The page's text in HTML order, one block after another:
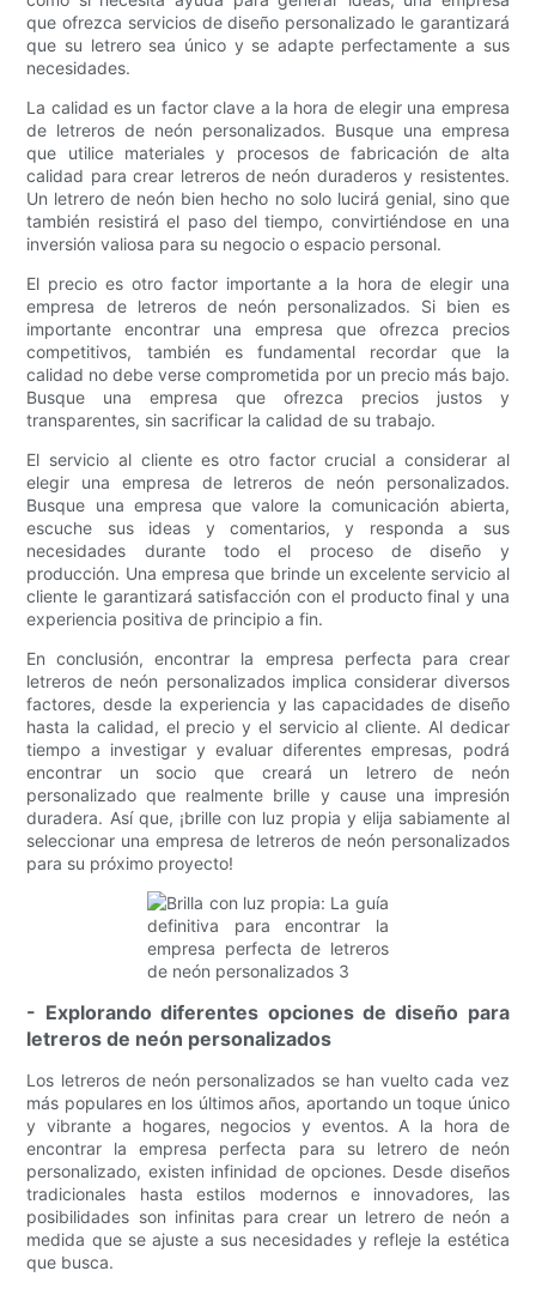
que ofrezca servicios de diseño personalizado le garantizará
que su letrero sea único y se adapte perfectamente a sus
necesidades.
La calidad es un factor clave a la hora de elegir una empresa
de letreros de neón personalizados. Busque una empresa
que utilice materiales y procesos de fabricación de alta
calidad para crear letreros de neón duraderos y resistentes.
Un letrero de neón bien hecho no solo lucirá genial, sino que
también resistirá el paso del tiempo, convirtiéndose en una
inversión valiosa para su negocio o espacio personal.
El precio es otro factor importante a la hora de elegir una
empresa de letreros de neón personalizados. Si bien es
importante encontrar una empresa que ofrezca precios
competitivos, también es fundamental recordar que la
calidad no debe verse comprometida por un precio más bajo.
Busque una empresa que ofrezca precios justos y
transparentes, sin sacrificar la calidad de su trabajo.
El servicio al cliente es otro factor crucial a considerar al
elegir una empresa de letreros de neón personalizados.
Busque una empresa que valore la comunicación abierta,
escuche sus ideas y comentarios, y responda a sus
necesidades durante todo el proceso de diseño y
producción. Una empresa que brinde un excelente servicio al
cliente le garantizará satisfacción con el producto final y una
experiencia positiva de principio a fin.
En conclusión, encontrar la empresa perfecta para crear
letreros de neón personalizados implica considerar diversos
factores, desde la experiencia y las capacidades de diseño
hasta la calidad, el precio y el servicio al cliente. Al dedicar
tiempo a investigar y evaluar diferentes empresas, podrá
encontrar un socio que creará un letrero de neón
personalizado que realmente brille y cause una impresión
duradera. Así que, ¡brille con luz propia y elija sabiamente al
seleccionar una empresa de letreros de neón personalizados
para su próximo proyecto!
- Explorando diferentes opciones de diseño para
letreros de neón personalizados
Los letreros de neón personalizados se han vuelto cada vez
más populares en los últimos años, aportando un toque único
y vibrante a hogares, negocios y eventos. A la hora de
encontrar la empresa perfecta para su letrero de neón
personalizado, existen infinidad de opciones. Desde diseños
tradicionales hasta estilos modernos e innovadores, las
posibilidades son infinitas para crear un letrero de neón a
medida que se ajuste a sus necesidades y refleje la estética
que busca.